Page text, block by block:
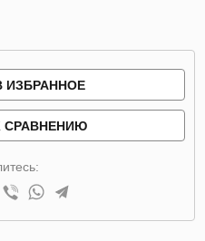
ИЗБРАННОЕ
СРАВНЕНИЮ